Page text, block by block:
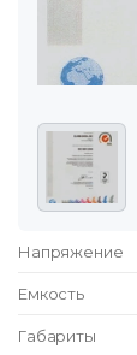
Напряжение
Емкость
Габариты